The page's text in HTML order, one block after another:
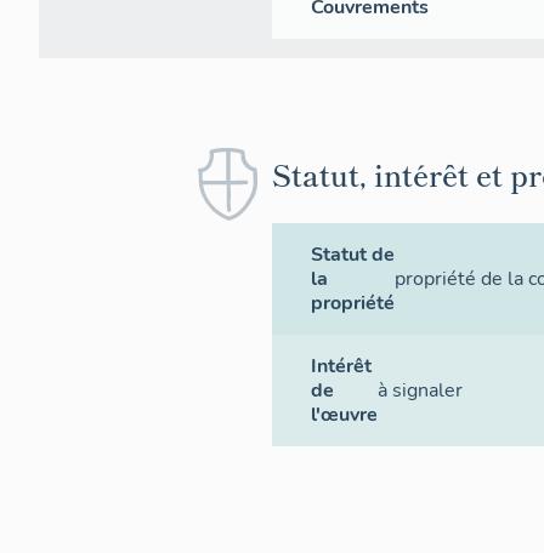
Couvrements
Statut, intérêt et
Statut de
la
propriété
propriété de la
Intérêt
de
l'œuvre
à signaler